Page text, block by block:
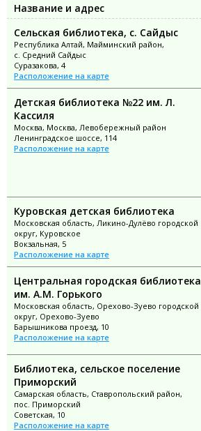
Название и адрес
Сельская библиотека, с. Сайдыс
Республика Алтай, Майминский район,
с. Средний Сайдыс
Суразакова, 4
Расположение на карте
Детская библиотека №22 им. Л.
Кассиля
Москва, Москва, Левобережный район
Ленинградское шоссе, 114
Расположение на карте
Куровская детская библиотека
Московская область, Ликино-Дулёво городской
округ, Куровское
Вокзальная, 5
Расположение на карте
Центральная городская библиотека
им. А.М. Горького
Московская область, Орехово-Зуево городской
округ, Орехово-Зуево
Барышникова проезд, 10
Расположение на карте
Библиотека, сельское поселение
Приморский
Самарская область, Ставропольский район,
пос. Приморский
Советская, 10
Расположение на карте